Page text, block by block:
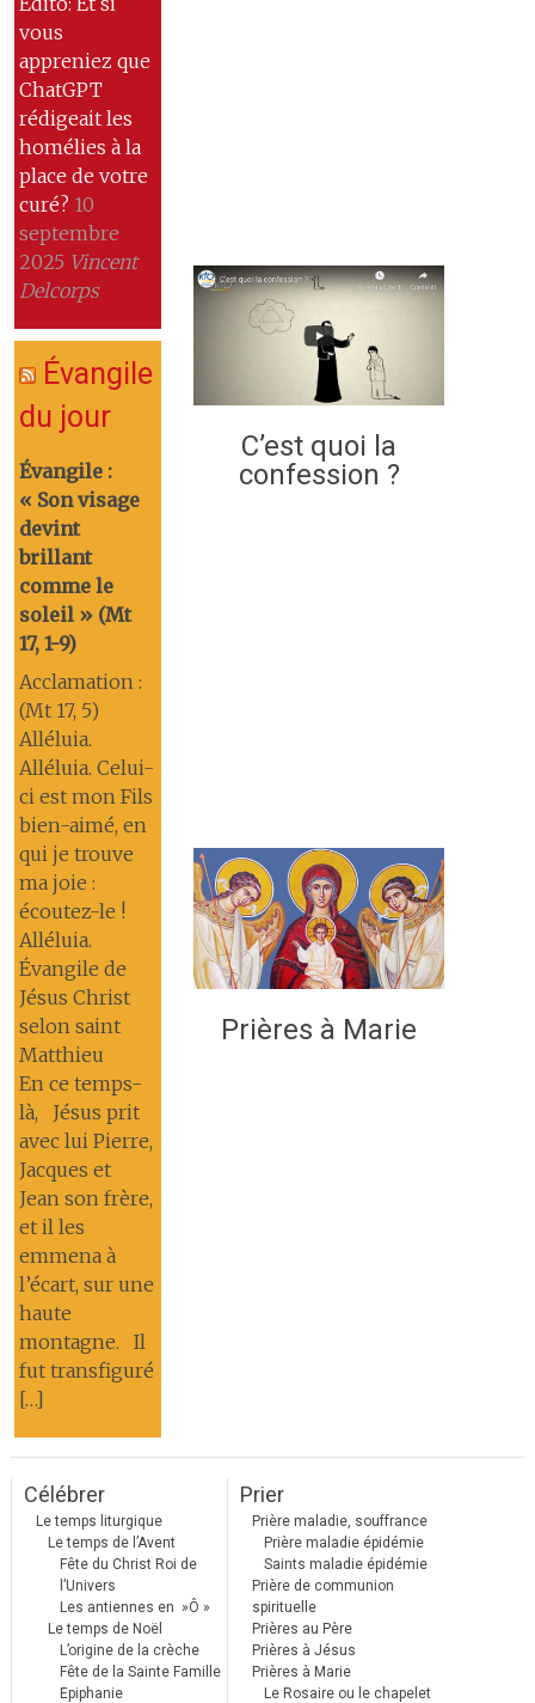
vous
appreniez que
ChatGPT
rédigeait les
homélies à la
place de votre
curé? 10
septembre
2025 Vincent
Delcorps
Évangile
du jour
Évangile :
« Son visage
devint
brillant
comme le
soleil » (Mt
17, 1-9)
Acclamation :
(Mt 17, 5)
Alléluia.
Alléluia. Celui-
ci est mon Fils
bien-aimé, en
qui je trouve
ma joie :
écoutez-le !
Alléluia.
Évangile de
Jésus Christ
selon saint
Matthieu
En ce temps-
là, Jésus prit
avec lui Pierre,
Jacques et
Jean son frère,
et il les
emmena à
l’écart, sur une
haute
montagne. Il
fut transfiguré
[…]
C’est quoi la
confession ?
Prières à Marie
Célébrer
Le temps liturgique
Le temps de l’Avent
Fête du Christ Roi de
l’Univers
Les antiennes en »Ô »
Le temps de Noël
L’origine de la crèche
Fête de la Sainte Famille
Epiphanie
Prier
Prière maladie, souffrance
Prière maladie épidémie
Saints maladie épidémie
Prière de communion
spirituelle
Prières au Père
Prières à Jésus
Prières à Marie
Le Rosaire ou le chapelet